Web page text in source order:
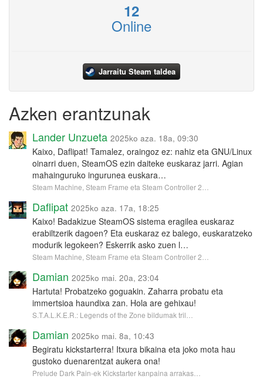
12
Online
Jarraitu Steam taldea
Azken erantzunak
Lander Unzueta 2025ko aza. 18a, 09:30
Kaixo, Daflipat! Tamalez, oraingoz ez: nahiz eta GNU/Linux
oinarri duen, SteamOS ezin daiteke euskaraz jarri. Agian
mahainguruko ingurunea euskara…
Steam Machine, Steam Frame eta Steam Controller 2…
Daflipat 2025ko aza. 17a, 18:25
Kaixo! Badakizue SteamOS sistema eragilea euskaraz
erabiltzerik dagoen? Eta euskaraz ez balego, euskaratzeko
modurik legokeen? Eskerrik asko zuen l…
Steam Machine, Steam Frame eta Steam Controller 2…
Damian 2025ko mai. 20a, 23:04
Hartuta! Probatzeko goguakin. Zaharra probatu eta
immertsioa haundixa zan. Hola are gehixau!
S.T.A.L.K.E.R.: Legends of the Zone bildumak tril…
Damian 2025ko mai. 8a, 10:43
Begiratu kickstarterra! Itxura bikaina eta joko mota hau
gustoko duenarentzat aukera ona!
Prelude Dark Pain-ek Kickstarter kanpaina arrakas…